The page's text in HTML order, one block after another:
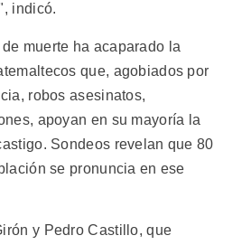
indicó.
muerte ha acaparado la
que, agobiados por
robos asesinatos,
apoyan en su mayoría la
Sondeos revelan que 80
se pronuncia en ese
y Pedro Castillo, que